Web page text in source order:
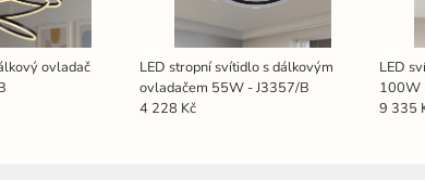
ovladač
LED stropní svítidlo s dálkovým
ovladačem 55W - J3357/B
4 228 Kč
LED
100W
9 335